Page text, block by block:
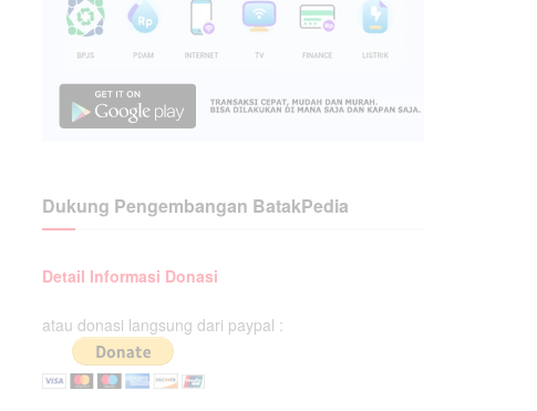
Dukung Pengembangan BatakPedia
Detail Informasi Donasi
atau donasi langsung dari paypal :